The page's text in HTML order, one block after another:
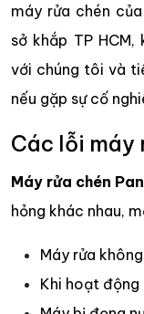
máy rửa chén
sở khắp TP
với chúng tôi và
nếu gặp sự cố
Các lỗi máy
Máy rửa chén
hỏng khác nhau,
Máy rửa
Khi hoạt động